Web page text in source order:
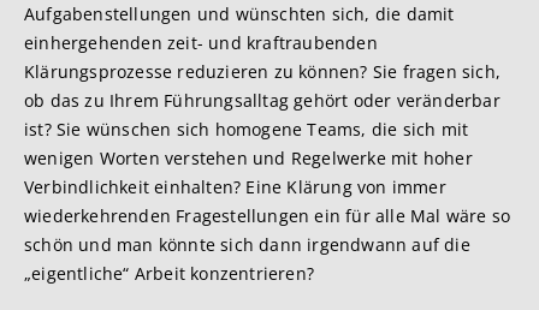
Aufgabenstellungen und wünschten sich, die damit
einhergehenden zeit- und kraftraubenden
Klärungsprozesse reduzieren zu können? Sie fragen sich,
ob das zu Ihrem Führungsalltag gehört oder veränderbar
ist? Sie wünschen sich homogene Teams, die sich mit
wenigen Worten verstehen und Regelwerke mit hoher
Verbindlichkeit einhalten? Eine Klärung von immer
wiederkehrenden Fragestellungen ein für alle Mal wäre so
schön und man könnte sich dann irgendwann auf die
„eigentliche“ Arbeit konzentrieren?